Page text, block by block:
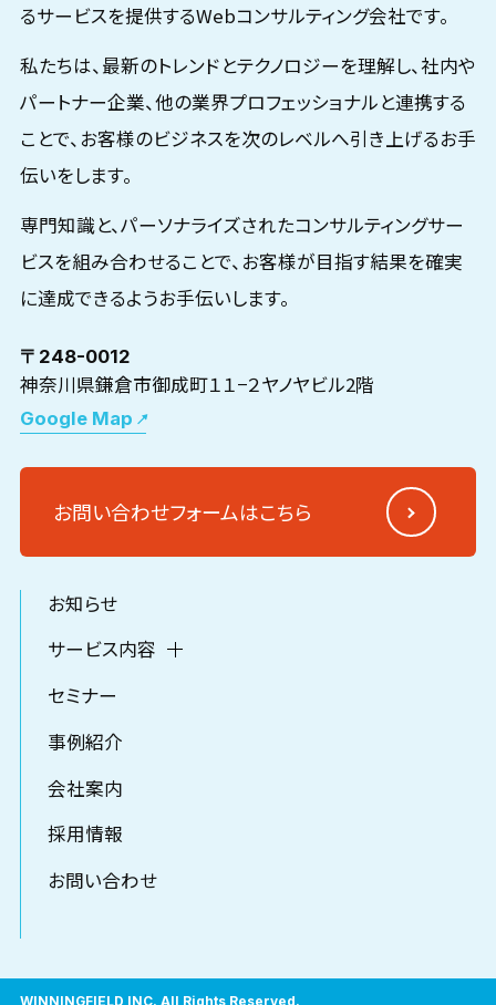
るサービスを提供するWebコンサルティング会社です。
私たちは、最新のトレンドとテクノロジーを理解し、社内や
パートナー企業、他の業界プロフェッショナルと連携する
ことで、お客様のビジネスを次のレベルへ引き上げるお手
伝いをします。
専門知識と、パーソナライズされたコンサルティングサー
ビスを組み合わせることで、お客様が目指す結果を確実
に達成できるようお手伝いします。
〒248-0012
神奈川県鎌倉市御成町１１−２ヤノヤビル2階
Google Map
お問い合わせフォームはこちら
お知らせ
サービス内容
セミナー
事例紹介
会社案内
採用情報
お問い合わせ
WINNINGFIELD INC. All Rights Reserved.